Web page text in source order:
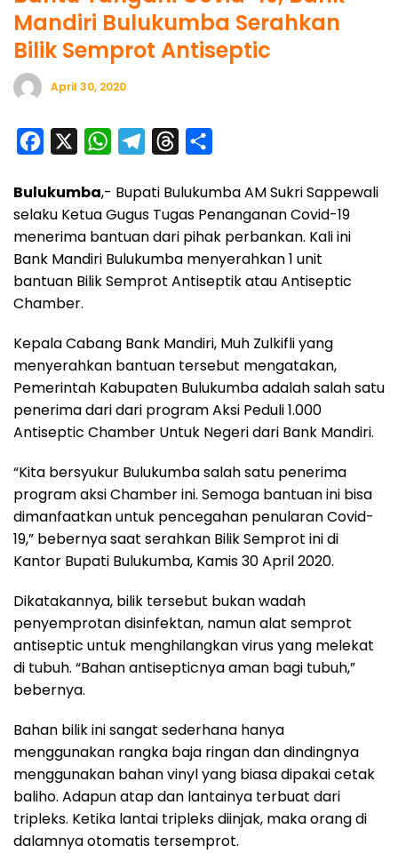
Mandiri Bulukumba Serahkan
Bilik Semprot Antiseptic
April 30, 2020
c
e
b
o
o
W
a
t
s
A
l
e
g
r
r
e
a
d
a
r
e
Bulukumba,- Bupati Bulukumba AM Sukri Sappewali
selaku Ketua Gugus Tugas Penanganan Covid-19
menerima bantuan dari pihak perbankan. Kali ini
Bank Mandiri Bulukumba menyerahkan 1 unit
bantuan Bilik Semprot Antiseptik atau Antiseptic
Chamber.
Kepala Cabang Bank Mandiri, Muh Zulkifli yang
menyerahkan bantuan tersebut mengatakan,
Pemerintah Kabupaten Bulukumba adalah salah satu
penerima dari dari program Aksi Peduli 1.000
Antiseptic Chamber Untuk Negeri dari Bank Mandiri.
“Kita bersyukur Bulukumba salah satu penerima
program aksi Chamber ini. Semoga bantuan ini bisa
dimanfaatkan untuk pencegahan penularan Covid-
19,” bebernya saat serahkan Bilik Semprot ini di
Kantor Bupati Bulukumba, Kamis 30 April 2020.
Dikatakannya, bilik tersebut bukan wadah
penyemprotan disinfektan, namun alat semprot
antiseptic untuk menghilangkan virus yang melekat
di tubuh. “Bahan antisepticnya aman bagi tubuh,”
bebernya.
Bahan bilik ini sangat sederhana hanya
menggunakan rangka baja ringan dan dindingnya
menggunakan bahan vinyl yang biasa dipakai cetak
baliho. Adapun atap dan lantainya terbuat dari
tripleks. Ketika lantai tripleks diinjak, maka orang di
dalamnya otomatis tersemprot.